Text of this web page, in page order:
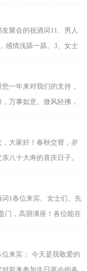
聚会的祝酒词11、男人
感情浅舔一舔。3、女士
一年来对我们的支持，
万事如意。微风轻拂，
大家好！春秋交替，岁
八十大寿的喜庆日子。
1各位来宾、女士们、先
门，高朋满座！各位能在
来宾： 今天是我敬爱的